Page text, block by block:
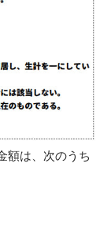
額は、次のうち